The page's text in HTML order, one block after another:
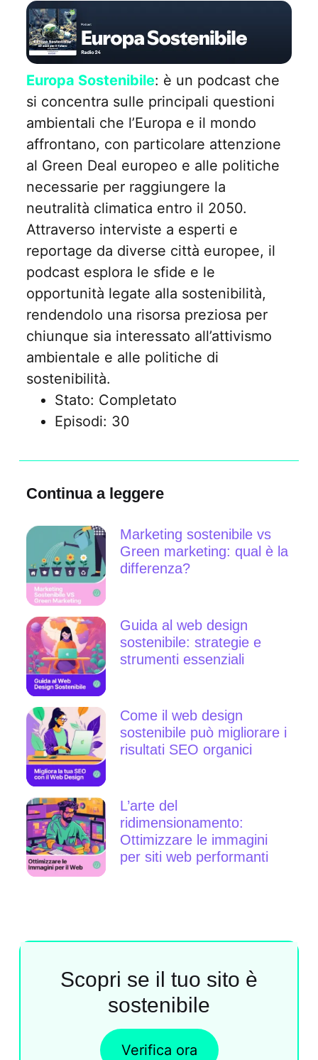
Europa Sostenibile: è un podcast che
si concentra sulle principali questioni
ambientali che l’Europa e il mondo
affrontano, con particolare attenzione
al Green Deal europeo e alle politiche
necessarie per raggiungere la
neutralità climatica entro il 2050.
Attraverso interviste a esperti e
reportage da diverse città europee, il
podcast esplora le sfide e le
opportunità legate alla sostenibilità,
rendendolo una risorsa preziosa per
chiunque sia interessato all’attivismo
ambientale e alle politiche di
sostenibilità.
Stato: Completato
Episodi: 30
Continua a leggere
Marketing sostenibile vs
Green marketing: qual è la
differenza?
Guida al web design
sostenibile: strategie e
strumenti essenziali
Come il web design
sostenibile può migliorare i
risultati SEO organici
L’arte del
ridimensionamento:
Ottimizzare le immagini
per siti web performanti
Scopri se il tuo sito è
sostenibile
Verifica ora